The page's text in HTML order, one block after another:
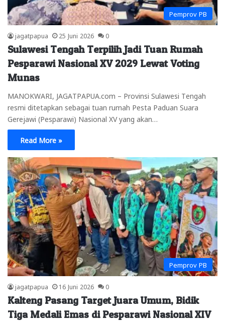
Pemprov PB
jagatpapua 25 Juni 2026 0
Sulawesi Tengah Terpilih Jadi Tuan Rumah
Pesparawi Nasional XV 2029 Lewat Voting
Munas
MANOKWARI, JAGATPAPUA.com – Provinsi Sulawesi Tengah
resmi ditetapkan sebagai tuan rumah Pesta Paduan Suara
Gerejawi (Pesparawi) Nasional XV yang akan…
Read More »
Pemprov PB
jagatpapua 16 Juni 2026 0
Kalteng Pasang Target Juara Umum, Bidik
Tiga Medali Emas di Pesparawi Nasional XIV